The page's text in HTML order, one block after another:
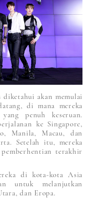
akan memulai
di mana mereka
penuh keseruan.
ke Singapore,
Manila, Macau, dan
Setelah itu, mereka
terakhir
di kota-kota Asia
untuk melanjutkan
dan Eropa.